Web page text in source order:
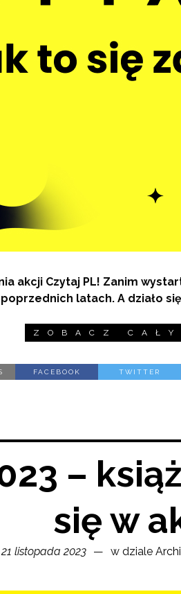
akcji Czytaj PL! Zanim
latach. A działo
ZOBACZ
FACEBOOK TWITTER
–
się w
listopada 2023 w dziale